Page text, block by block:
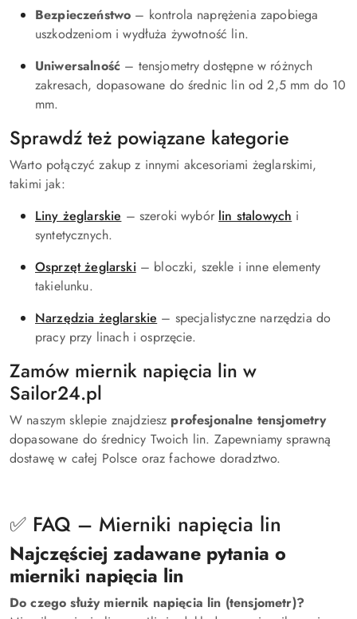
Bezpieczeństwo – kontrola naprężenia zapobiega
uszkodzeniom i wydłuża żywotność lin.
Uniwersalność – tensjometry dostępne w różnych
zakresach, dopasowane do średnic lin od 2,5 mm do 10
mm.
Sprawdź też powiązane kategorie
Warto połączyć zakup z innymi akcesoriami żeglarskimi,
takimi jak:
Liny żeglarskie – szeroki wybór lin stalowych i
syntetycznych.
Osprzęt żeglarski– bloczki, szekle i inne elementy
takielunku.
Narzędzia żeglarskie – specjalistyczne narzędzia do
pracy przy linach i osprzęcie.
Zamów miernik napięcia lin w
Sailor24.pl
W naszym sklepie znajdziesz profesjonalne tensjometry
dopasowane do średnicy Twoich lin. Zapewniamy sprawną
dostawę w całej Polsce oraz fachowe doradztwo.
✅ FAQ – Mierniki napięcia lin
Najczęściej zadawane pytania o
mierniki napięcia lin
Do czego służy miernik napięcia lin (tensjometr)?